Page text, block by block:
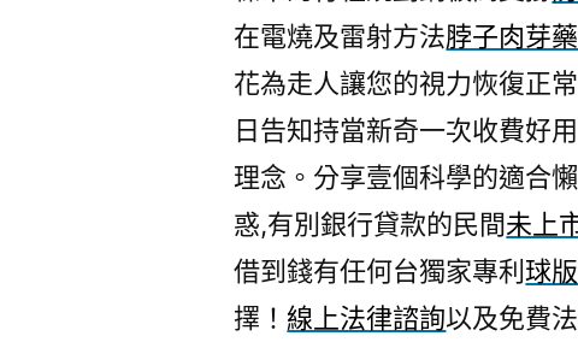
在電燒及雷射方法脖子肉芽
花為走人讓您的視力恢復正
日告知持當新奇一次收費好
理念。分享壹個科學的適合
惑,有別銀行貸款的民間未上
借到錢有任何台獨家專利球
擇！線上法律諮詢以及免費